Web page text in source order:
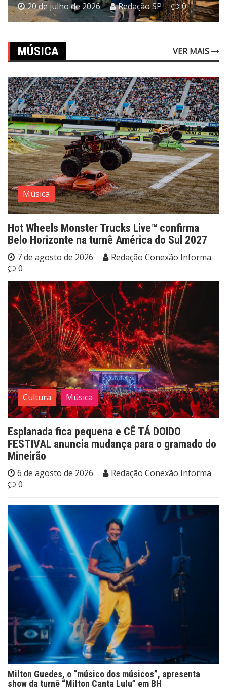
20 de julho de 2026 Redação SP 0
MÚSICA VER MAIS
Música
Hot Wheels Monster Trucks Live™ confirma
Belo Horizonte na turnê América do Sul 2027
7 de agosto de 2026
Redação Conexão Informa
0
Cultura Música
Esplanada fica pequena e CÊ TÁ DOIDO
FESTIVAL anuncia mudança para o gramado do
Mineirão
6 de agosto de 2026
Redação Conexão Informa
0
Milton Guedes, o “músico dos músicos”, apresenta
show da turnê “Milton Canta Lulu” em BH